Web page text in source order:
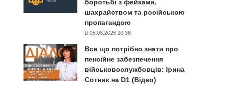
боротьбі з фейками,
шахрайством та російською
пропагандою
05.08.2026 20:36
Все що потрібно знати про
пенсійне забезпечення
військовослужбовців: Ірина
Сотник на D1 (Відео)